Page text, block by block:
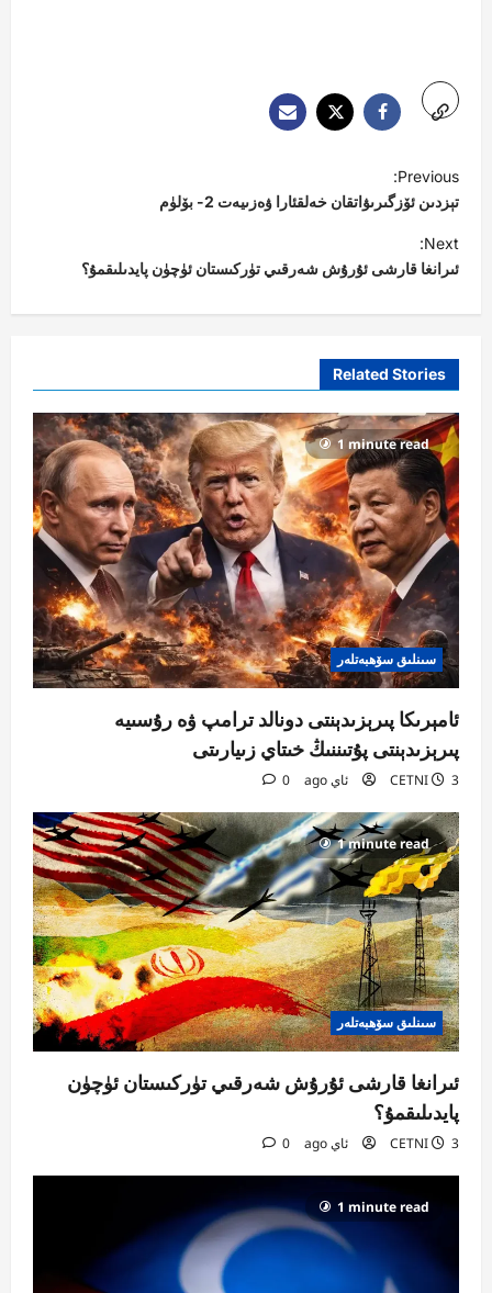
o
t
v
g
a
t
i
o
n
Previous:
تېزدىن ئۆزگىرىۋاتقان خەلقئارا ۋەزىيەت 2- بۆلۈم
Next:
ئىرانغا قارشى ئۇرۇش شەرقىي تۈركىستان ئۈچۈن پايدىلىقمۇ؟
Related Stories
1 minute read
سىنلىق سۆھبەتلەر
ئامېرىكا پىرېزىدېنتى دونالد ترامپ ۋە رۇسىيە
پىرېزىدېنتى پۇتىننىڭ خىتاي زىيارىتى
CETNI 3 ئاي ago 0
1 minute read
سىنلىق سۆھبەتلەر
ئىرانغا قارشى ئۇرۇش شەرقىي تۈركىستان ئۈچۈن
پايدىلىقمۇ؟
CETNI 3 ئاي ago 0
1 minute read